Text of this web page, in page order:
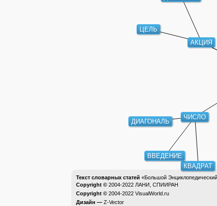
АКЦИЯ
ЧИСЛО
ЦЕЛЬ
ДИАГОНАЛЬ
КВАДРАТ
ВВЕДЕНИЕ
Текст словарных статей «Большой
Copyright © 2004-2022 ЛАНИ, СПИИРАН
Copyright © 2004-2022 VisualWorld.ru
Дизайн — Z-Vector